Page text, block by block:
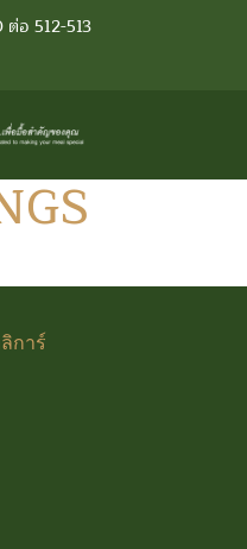
อ 512-513
การ์